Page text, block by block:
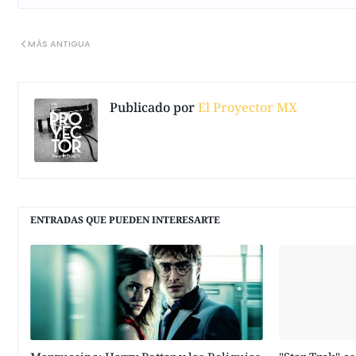
MÁS ANTIGUA
Publicado porEl Proyector MX
ENTRADAS QUE PUEDEN INTERESARTE